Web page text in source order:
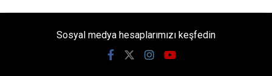
Sosyal medya hesaplarımızı keşfedin